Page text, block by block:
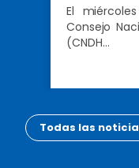
El
Consejo
(CNDH…
Todas las